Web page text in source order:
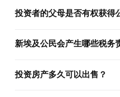
投资者的父母是否有权获得
新埃及公民会产生哪些税务
务。
投资房产多久可以出售？